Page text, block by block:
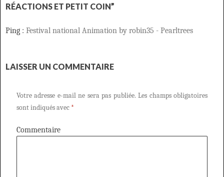
RÉACTIONS ET PETIT COIN”
Ping : Festival national Animation by robin35 - Pearltrees
LAISSER UN COMMENTAIRE
Votre adresse e-mail ne sera pas publiée. Les champs obligatoires
sont indiqués avec *
Commentaire